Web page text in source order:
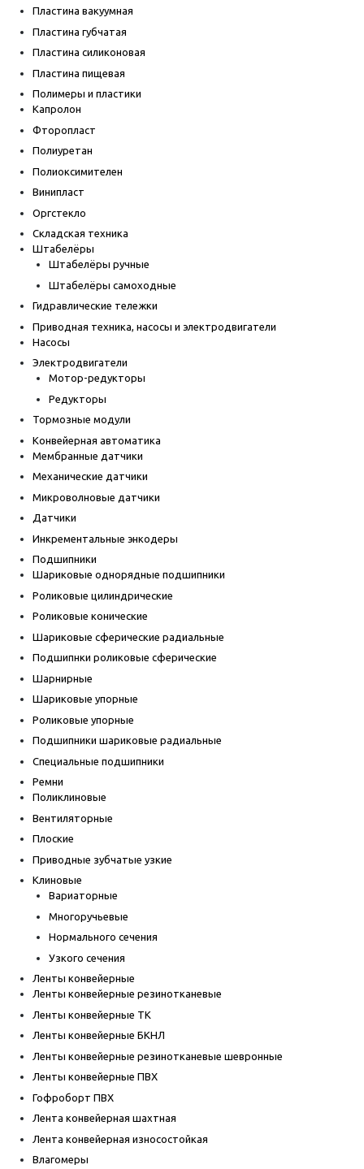
Пластина вакуумная
Пластина губчатая
Пластина силиконовая
Пластина пищевая
Полимеры и пластики
Капролон
Фторопласт
Полиуретан
Полиоксимителен
Винипласт
Оргстекло
Складская техника
Штабелёры
Штабелёры ручные
Штабелёры самоходные
Гидравлические тележки
Приводная техника, насосы и электродвигатели
Насосы
Электродвигатели
Мотор-редукторы
Редукторы
Тормозные модули
Конвейерная автоматика
Мембранные датчики
Механические датчики
Микроволновые датчики
Датчики
Инкрементальные энкодеры
Подшипники
Шариковые однорядные подшипники
Роликовые цилиндрические
Роликовые конические
Шариковые сферические радиальные
Подшипнки роликовые сферические
Шарнирные
Шариковые упорные
Роликовые упорные
Подшипники шариковые радиальные
Специальные подшипники
Ремни
Поликлиновые
Вентиляторные
Плоские
Приводные зубчатые узкие
Клиновые
Вариаторные
Многоручьевые
Нормального сечения
Узкого сечения
Ленты конвейерные
Ленты конвейерные резинотканевые
Ленты конвейерные ТК
Ленты конвейерные БКНЛ
Ленты конвейерные резинотканевые шевронные
Ленты конвейерные ПВХ
Гофроборт ПВХ
Лента конвейерная шахтная
Лента конвейерная износостойкая
Влагомеры